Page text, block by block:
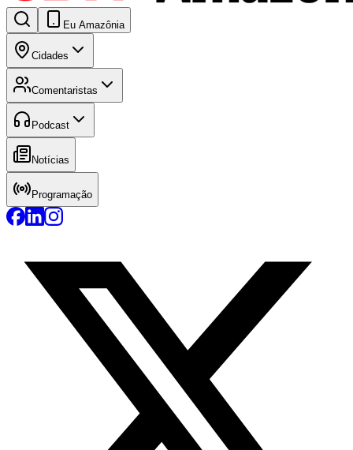
Eu Amazônia
Cidades
Comentaristas
Podcast
Notícias
Programação